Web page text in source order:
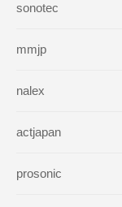
sonotec
mmjp
nalex
actjapan
prosonic